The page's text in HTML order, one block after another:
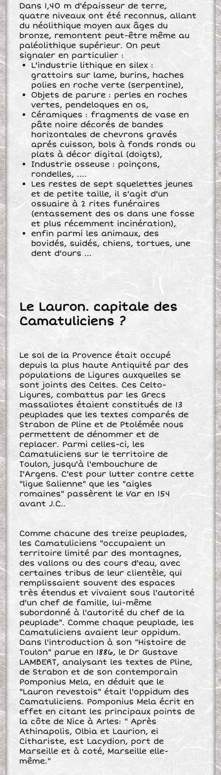
Dans 1,40 m d'épaisseur de terre,
quatre niveaux ont été reconnus, allant
du néolithique moyen aux âges du
bronze, remontent peut-être même au
paléolithique supérieur. On peut
signaler en particulier :
L'industrie lithique en silex :
grattoirs sur lame, burins, haches
polies en roche verte (serpentine),
Objets de parure : perles en roches
vertes, pendeloques en os,
Céramiques : fragments de vase en
pâte noire décorés de bandes
horizontales de chevrons gravés
aprés cuisson, bols à fonds ronds ou
plats à décor digital (doigts),
Industrie osseuse : poinçons,
rondelles, ....
Les restes de sept squelettes jeunes
et de petite taille, il s'agit d'un
ossuaire à 2 rites funéraires
(entassement des os dans une fosse
et plus récemment incinération),
enfin parmi les animaux, des
bovidés, suidés, chiens, tortues, une
dent d'ours ...
Le Lauron. capitale des
Camatuliciens ?
Le sol de la Provence était occupé
depuis la plus haute Antiquité par des
populations de Ligures auxquelles se
sont joints des Celtes. Ces Celto-
Ligures, combattus par les Grecs
massaliotes étaient constitués de 13
peuplades que les textes comparés de
Strabon de Pline et de Ptolémée nous
permettent de dénommer et de
replacer. Parmi celles-ci, les
Camatuliciens sur le territoire de
Toulon, jusqu'à l'embouchure de
I'Argens. C'est pour lutter contre cette
"ligue Salienne" que les "aigles
romaines" passèrent le Var en 154
avant J.C..
Comme chacune des treize peuplades,
les Camatuliciens "occupaient un
territoire limité par des montagnes,
des vallons ou des cours d'eau, avec
certaines tribus de leur clientèle, qui
remplissaient souvent des espaces
très étendus et vivaient sous l'autorité
d'un chef de famille, lui-même
subordonné à l'autorité du chef de la
peuplade". Comme chaque peuplade, les
Camatuliciens avaient leur oppidum.
Dans l'introduction à son "Histoire de
Toulon" parue en 1886, le Dr Gustave
LAMBERT, analysant les textes de Pline,
de Strabon et de son contemporain
Pomponius Mela, en déduit que le
"Lauron revestois" était l'oppidum des
Camatuliciens. Pomponius Mela écrit en
effet en citant les principaux points de
la côte de Nice à Arles: " Après
Athinapolis, Olbia et Laurion, ei
Cithariste, est Lacydion, port de
Marseille et à coté, Marseille elle-
même."